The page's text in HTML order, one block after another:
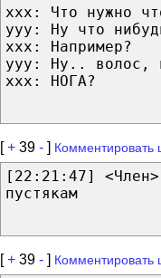
xxx: Что нужно
yyy: Ну что
xxx: Например?
yyy: Ну.. волос,
xxx: НОГА?
[+ 39 - ] Комментировать
[22:21:47]
пустякам
[+ 39 - ] Комментировать